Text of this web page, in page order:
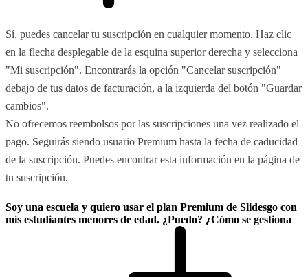
Sí, puedes cancelar tu suscripción en cualquier momento. Haz clic
en la flecha desplegable de la esquina superior derecha y selecciona
"Mi suscripción". Encontrarás la opción "Cancelar suscripción"
debajo de tus datos de facturación, a la izquierda del botón "Guardar
cambios".
No ofrecemos reembolsos por las suscripciones una vez realizado el
pago. Seguirás siendo usuario Premium hasta la fecha de caducidad
de la suscripción. Puedes encontrar esta información en la página de
tu suscripción.
Soy una escuela y quiero usar el plan Premium de Slidesgo con
mis estudiantes menores de edad. ¿Puedo? ¿Cómo se gestiona